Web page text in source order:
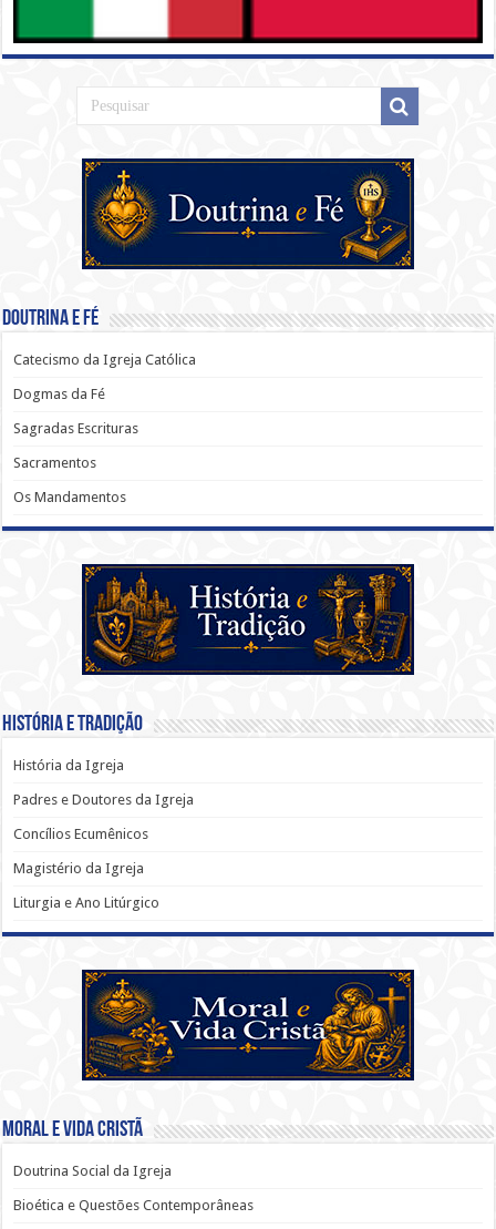
Doutrina e Fé
Catecismo da Igreja Católica
Dogmas da Fé
Sagradas Escrituras
Sacramentos
Os Mandamentos
História e Tradição
História da Igreja
Padres e Doutores da Igreja
Concílios Ecumênicos
Magistério da Igreja
Liturgia e Ano Litúrgico
Moral e Vida Cristã
Doutrina Social da Igreja
Bioética e Questões Contemporâneas